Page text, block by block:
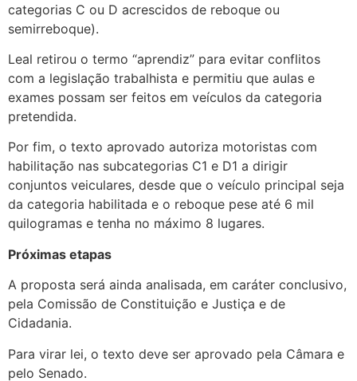
categorias C ou D acrescidos de reboque ou
semirreboque).
Leal retirou o termo “aprendiz” para evitar conflitos
com a legislação trabalhista e permitiu que aulas e
exames possam ser feitos em veículos da categoria
pretendida.
Por fim, o texto aprovado autoriza motoristas com
habilitação nas subcategorias C1 e D1 a dirigir
conjuntos veiculares, desde que o veículo principal seja
da categoria habilitada e o reboque pese até 6 mil
quilogramas e tenha no máximo 8 lugares.
Próximas etapas
A proposta será ainda analisada, em caráter conclusivo,
pela Comissão de Constituição e Justiça e de
Cidadania.
Para virar lei, o texto deve ser aprovado pela Câmara e
pelo Senado.